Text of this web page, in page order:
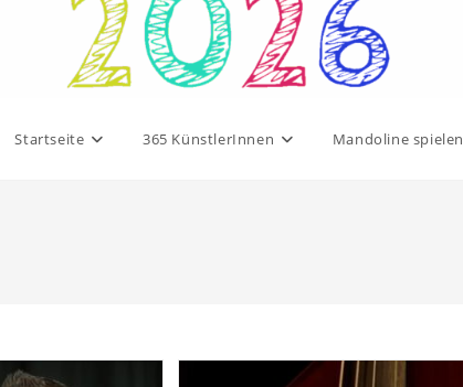
Startseite 365 KünstlerInnen Mandoline spielen